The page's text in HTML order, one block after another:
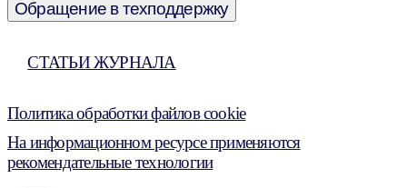
Обращение в техподдержку
СТАТЬИ ЖУРНАЛА
Политика обработки файлов cookie
На информационном ресурсе применяются
рекомендательные технологии